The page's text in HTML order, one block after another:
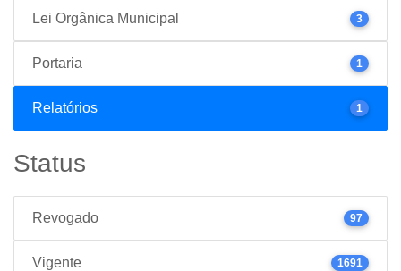
Lei Orgânica Municipal 3
Portaria 1
Relatórios 1
Status
Revogado 97
Vigente 1691